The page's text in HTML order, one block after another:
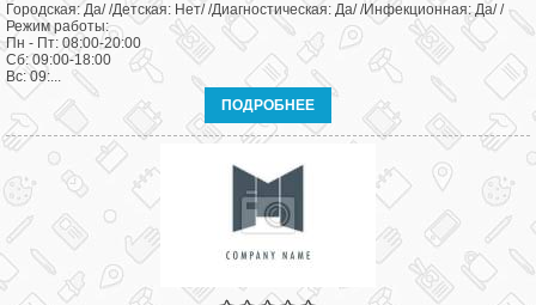
Городская: Да/ /Детская: Нет/ /Диагностическая: Да/ /Инфекционная: Да/ /
Режим работы:
Пн - Пт: 08:00-20:00
Сб: 09:00-18:00
Вс: 09:...
ПОДРОБНЕЕ